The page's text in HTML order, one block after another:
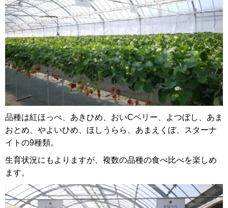
品種は紅ほっぺ、あきひめ、おいCベリー、よつぼし、あま
おとめ、やよいひめ、ほしうらら、あまえくぼ、スターナ
イトの9種類。
生育状況にもよりますが、複数の品種の食べ比べを楽しめ
ます。